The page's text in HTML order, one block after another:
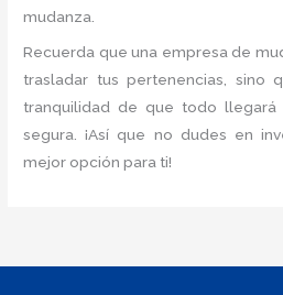
mudanza.
Recuerda que una empresa de
trasladar tus pertenencias, sino
tranquilidad de que todo
segura. ¡Así que no dudes en
mejor opción para ti!